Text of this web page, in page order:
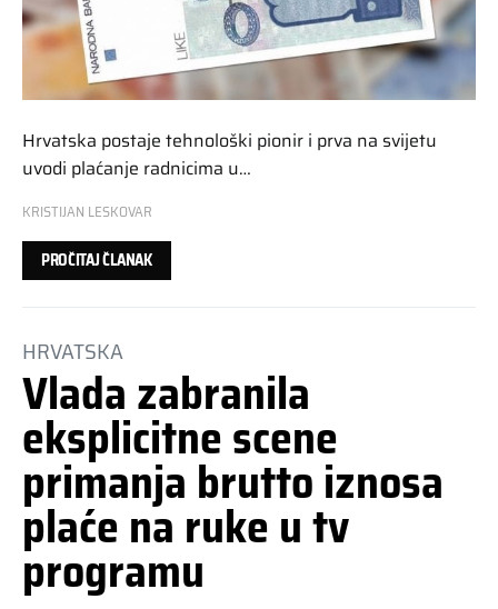
Hrvatska postaje tehnološki pionir i prva na svijetu
uvodi plaćanje radnicima u…
KRISTIJAN LESKOVAR
PROČITAJ ČLANAK
HRVATSKA
Vlada zabranila
eksplicitne scene
primanja brutto iznosa
plaće na ruke u tv
programu